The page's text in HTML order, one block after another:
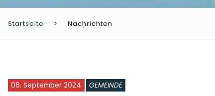
Startseite Nachrichten
06. September 2024 GEMEINDE